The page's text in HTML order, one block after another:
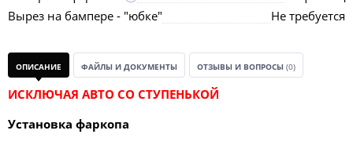
Вырез на бампере - "юбке"
Не требуется
ОПИСАНИЕ ФАЙЛЫ И ДОКУМЕНТЫ ОТЗЫВЫ И ВОПРОСЫ (0)
ИСКЛЮЧАЯ АВТО СО СТУПЕНЬКОЙ
Установка фаркопа